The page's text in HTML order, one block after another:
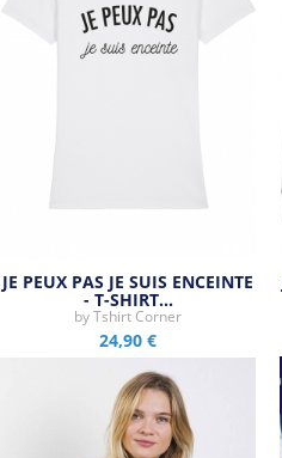
JE PEUX PAS JE SUIS ENCEINTE
- T-SHIRT…
byTshirt Corner
24,90 €